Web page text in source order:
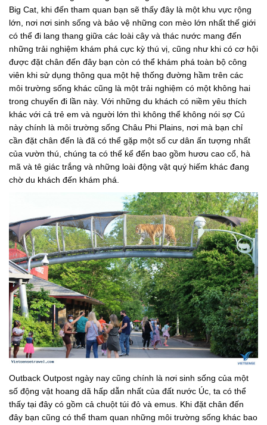
Big Cat, khi đến tham quan bạn sẽ thấy đây là một khu vực rộng
lớn, nơi nơi sinh sống và bảo vệ những con mèo lớn nhất thế giới
có thể đi lang thang giữa các loài cây và thác nước mang đến
những trải nghiệm khám phá cực kỳ thú vị, cũng như khi có cơ hội
được đặt chân đến đây bạn còn có thể khám phá toàn bộ công
viên khi sử dụng thông qua một hệ thống đường hầm trên các
môi trường sống khác cũng là một trải nghiệm có một không hai
trong chuyến đi lần này. Với những du khách có niềm yêu thích
khác với cả trẻ em và người lớn thì không thể không nói sợ Cú
này chính là môi trường sống Châu Phi Plains, nơi mà bạn chỉ
cần đặt chân đến là đã có thể gặp một số cư dân ấn tượng nhất
của vườn thú, chúng ta có thể kể đến bao gồm hươu cao cổ, hà
mã và tê giác trắng và những loài động vật quý hiếm khác đang
chờ du khách đến khám phá.
Outback Outpost ngày nay cũng chính là nơi sinh sống của một
số động vật hoang dã hấp dẫn nhất của đất nước Úc, ta có thể
thấy tại đây có gồm cả chuột túi đỏ và emus. Khi đặt chân đến
đây bạn cũng có thể tham quan những môi trường sống khác bao